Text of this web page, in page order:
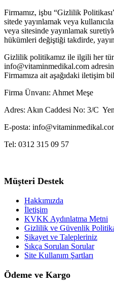
Firmamız, işbu “Gizlilik
sitede yayınlamak veya
veya sitesinde yayınlamak
hükümleri değiştiği takdirde,
Gizlilik politikamız ile ilgili her
info@vitaminmedikal.com
Firmamıza ait aşağıdaki iletişim
Firma Ünvanı: Ahmet Meşe
Adres: Akın Caddesi No: 3/C
E-posta:
Tel: 0312 315 09 57
Müşteri Destek
Hakkımızda
İletişim
KVKK Aydınlatma Metni
Gizlilik ve Güvenlik
Şikayet ve Talepleriniz
Sıkça Sorulan Sorular
Site Kullanım Şartları
Ödeme ve Kargo